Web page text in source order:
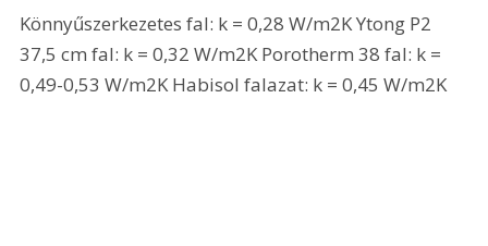
Könnyűszerkezetes fal: k = 0,28 W/m2K Ytong P2
37,5 cm fal: k = 0,32 W/m2K Porotherm 38 fal: k =
0,49-0,53 W/m2K Habisol falazat: k = 0,45 W/m2K